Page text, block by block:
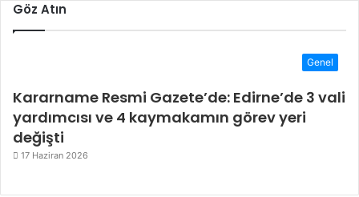
Göz Atın
Genel
Kararname Resmi Gazete’de: Edirne’de 3 vali
yardımcısı ve 4 kaymakamın görev yeri
değişti
17 Haziran 2026